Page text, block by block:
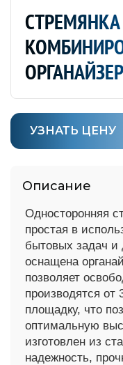
СТРЕМЯНКА
УЗНАТЬ ЦЕНУ
Описание
Односторонняя
простая в
бытовых задач
оснащена
позволяет
производятся от
площадку, что
оптимальную
изготовлен из
надежность,